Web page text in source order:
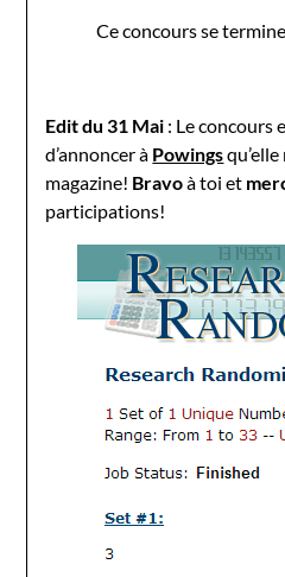
Ce concours se
Edit du 31 Mai : Le concours
d’annoncer à Powings
magazine! Bravoà toi et
participations!